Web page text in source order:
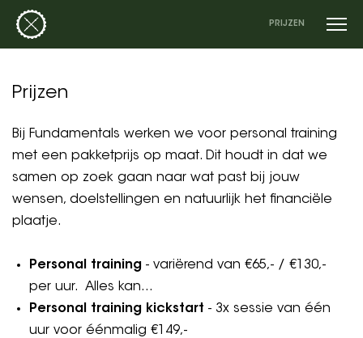
PRIJZEN
Prijzen
Bij Fundamentals werken we voor personal training
met een pakketprijs op maat. Dit houdt in dat we
samen op zoek gaan naar wat past bij jouw
wensen, doelstellingen en natuurlijk het financiële
plaatje.
Personal training- variërend van €65,- / €130,-
per uur. Alles kan...
Personal training kickstart - 3x sessie van één
uur voor éénmalig €149,-